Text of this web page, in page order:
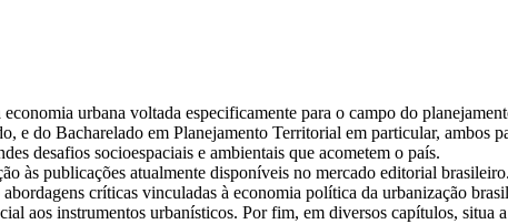
urbana voltada especificamente para o campo do
e do Bacharelado em Planejamento Territorial em particular, ambos
desafios socioespaciais e ambientais que acometem o país.
às publicações atualmente disponíveis no mercado editorial
críticas vinculadas à economia política da urbanização
aos instrumentos urbanísticos. Por fim, em diversos capítulos,